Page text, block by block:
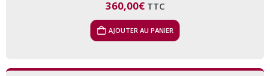
360,00€ TTC
AJOUTER AU PANIER